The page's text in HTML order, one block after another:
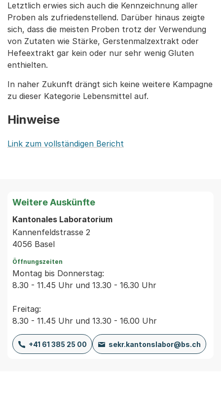
Letztlich erwies sich auch die Kennzeichnung aller
Proben als zufriedenstellend. Darüber hinaus zeigte
sich, dass die meisten Proben trotz der Verwendung
von Zutaten wie Stärke, Gerstenmalzextrakt oder
Hefeextrakt gar kein oder nur sehr wenig Gluten
enthielten.
In naher Zukunft drängt sich keine weitere Kampagne
zu dieser Kategorie Lebensmittel auf.
Hinweise
Link zum vollständigen Bericht
Weitere Auskünfte
Kantonales Laboratorium
Kannenfeldstrasse 2
4056 Basel
Öffnungszeiten
Montag bis Donnerstag:
8.30 - 11.45 Uhr und 13.30 - 16.30 Uhr
Freitag:
8.30 - 11.45 Uhr und 13.30 - 16.00 Uhr
+41 61 385 25 00 sekr.kantonslabor@bs.ch